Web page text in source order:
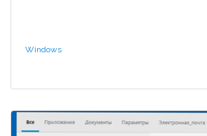
Windows